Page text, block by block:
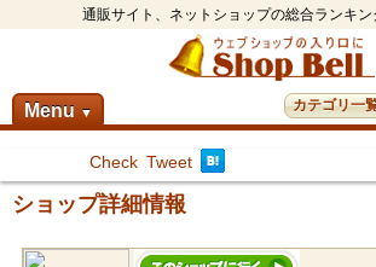
通販サイト、ネットショップの総合ランキ
Menu ▼ カテゴリ一
Check Tweet
ショップ詳細情報